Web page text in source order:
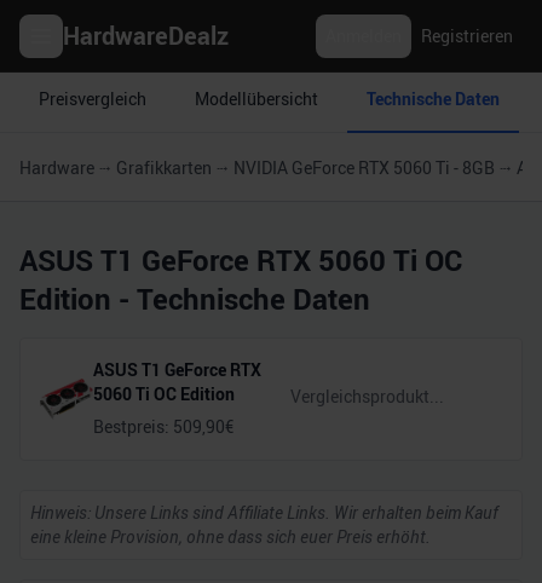
HardwareDealz Registrieren
Preisvergleich Modellübersicht Technische Daten
Hardware Grafikkarten NVIDIA GeForce RTX 5060 Ti - 8GB
ASUS T1 GeForce RTX 5060 Ti OC
Edition - Technische Daten
ASUS T1 GeForce RTX
5060 Ti OC Edition
Bestpreis: 509,90€
Hinweis: Unsere Links sind Affiliate Links. Wir erhalten beim Kauf
eine kleine Provision, ohne dass sich euer Preis erhöht.